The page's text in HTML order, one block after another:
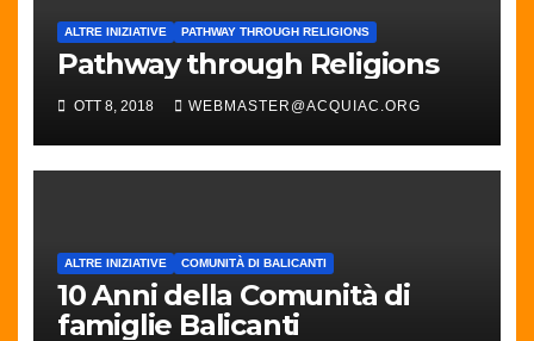
ALTRE INIZIATIVE PATHWAY THROUGH RELIGIONS
Pathway through Religions
OTT 8, 2018 WEBMASTER@ACQUIAC.ORG
ALTRE INIZIATIVE COMUNITÀ DI BALICANTI
10 Anni della Comunità di
famiglie Balicanti